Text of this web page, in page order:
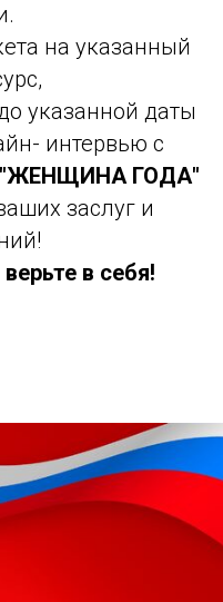
на указанный
указанной даты
интервью с
"ЖЕНЩИНА ГОДА"
заслуг и
в себя!